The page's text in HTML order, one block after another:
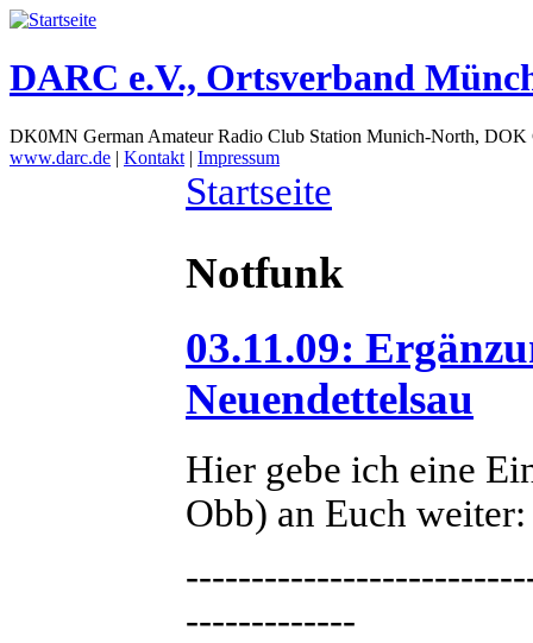
DARC e.V., Ortsverband
DK0MN German Amateur Radio Club Station Munich-North,
www.darc.de | Kontakt | Impressum
Startseite
Notfunk
03.11.09:
Neuendettelsau
Hier gebe ich eine
Obb) an Euch weiter:
-------------